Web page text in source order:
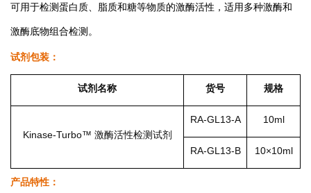
可用于检测蛋白质、脂质和糖等物质的激酶活性，适用多种激酶和
激酶底物组合检测。
试剂包装：
试剂名称 货号 规格
Kinase-Turbo™ 激酶活性检测试剂
RA-GL13-A 10ml
RA-GL13-B 10×10ml
产品特性：